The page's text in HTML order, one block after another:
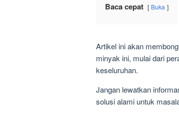
Baca cepat Buka
Artikel ini akan
minyak ini, mulai dari
keseluruhan.
Jangan lewatkan
solusi alami untuk